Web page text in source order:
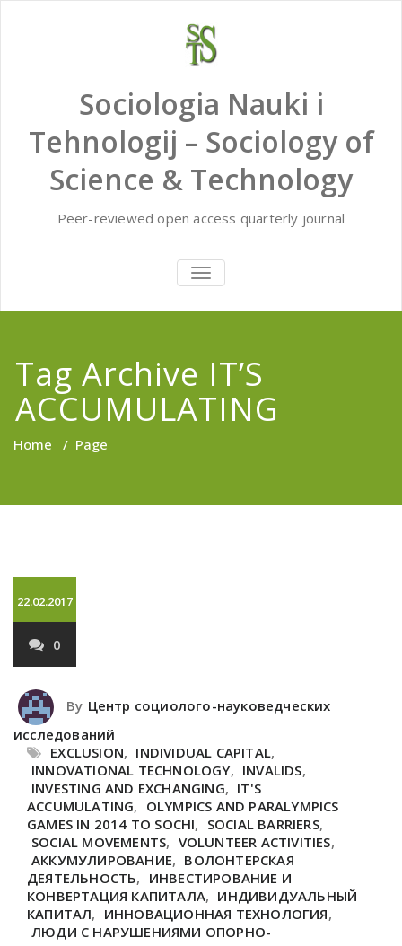
Sociologia Nauki i
Tehnologij – Sociology of
Science & Technology
Peer-reviewed open access quarterly journal
TOGGLE
NAVIGATION
Tag Archive IT’S
ACCUMULATING
Home / Page
22.02.2017
0
By Центр социолого-науковедческих
исследований
EXCLUSION, INDIVIDUAL CAPITAL,
INNOVATIONAL TECHNOLOGY, INVALIDS,
INVESTING AND EXCHANGING, IT'S
ACCUMULATING, OLYMPICS AND PARALYMPICS
GAMES IN 2014 TO SOCHI, SOCIAL BARRIERS,
SOCIAL MOVEMENTS, VOLUNTEER ACTIVITIES,
АККУМУЛИРОВАНИЕ, ВОЛОНТЕРСКАЯ
ДЕЯТЕЛЬНОСТЬ, ИНВЕСТИРОВАНИЕ И
КОНВЕРТАЦИЯ КАПИТАЛА, ИНДИВИДУАЛЬНЫЙ
КАПИТАЛ, ИННОВАЦИОННАЯ ТЕХНОЛОГИЯ,
ЛЮДИ С НАРУШЕНИЯМИ ОПОРНО-